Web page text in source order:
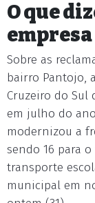
O que
empresa
Sobre as
bairro Pantojo,
Cruzeiro do Sul
em julho do
modernizou a
sendo 16 para
transporte
municipal em